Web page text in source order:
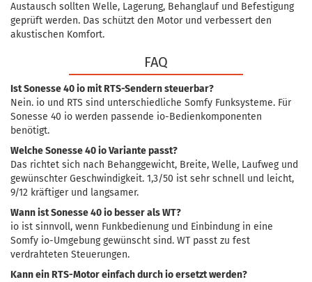
Austausch sollten Welle, Lagerung, Behanglauf und Befestigung
geprüft werden. Das schützt den Motor und verbessert den
akustischen Komfort.
FAQ
Ist Sonesse 40 io mit RTS-Sendern steuerbar?
Nein. io und RTS sind unterschiedliche Somfy Funksysteme. Für
Sonesse 40 io werden passende io-Bedienkomponenten
benötigt.
Welche Sonesse 40 io Variante passt?
Das richtet sich nach Behanggewicht, Breite, Welle, Laufweg und
gewünschter Geschwindigkeit. 1,3/50 ist sehr schnell und leicht,
9/12 kräftiger und langsamer.
Wann ist Sonesse 40 io besser als WT?
io ist sinnvoll, wenn Funkbedienung und Einbindung in eine
Somfy io-Umgebung gewünscht sind. WT passt zu fest
verdrahteten Steuerungen.
Kann ein RTS-Motor einfach durch io ersetzt werden?